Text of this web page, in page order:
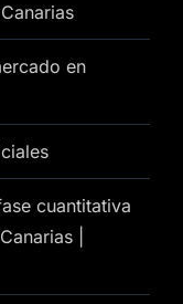
en
cuantitativa
|